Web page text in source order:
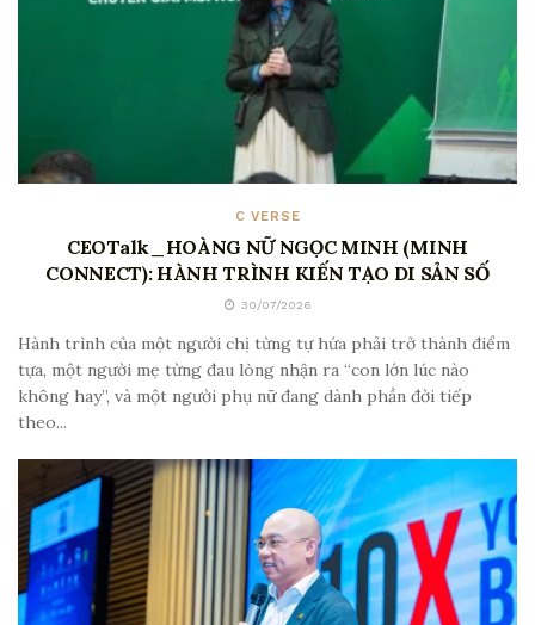
C VERSE
CEOTalk_HOÀNG NỮ NGỌC MINH (MINH
CONNECT): HÀNH TRÌNH KIẾN TẠO DI SẢN SỐ
30/07/2026
Hành trình của một người chị từng tự hứa phải trở thành điểm
tựa, một người mẹ từng đau lòng nhận ra “con lớn lúc nào
không hay”, và một người phụ nữ đang dành phần đời tiếp
theo...